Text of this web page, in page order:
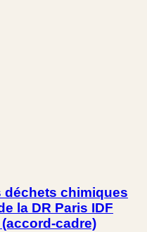
déchets chimiques
la DR Paris IDF
(accord-cadre)